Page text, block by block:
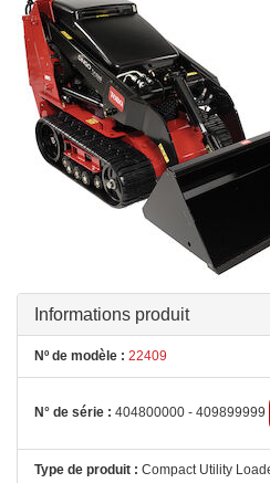
Informations produit
Nº de modèle : 22409
N° de série : 404800000 - 409899999
Type de produit : Compact Utility